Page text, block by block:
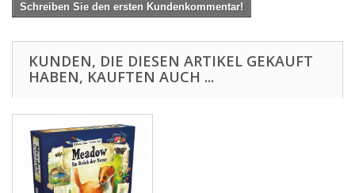
Schreiben Sie den ersten Kundenkommentar!
KUNDEN, DIE DIESEN ARTIKEL GEKAUFT
HABEN, KAUFTEN AUCH ...